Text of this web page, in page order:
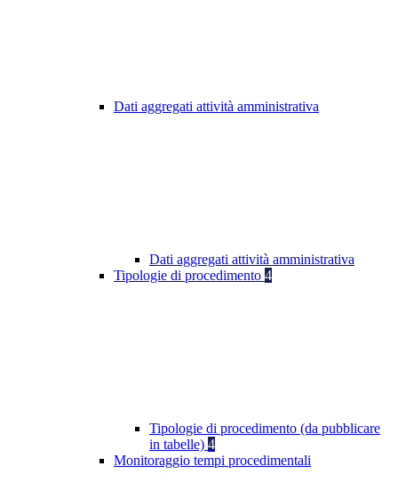
Dati aggregati attività amministrativa
Dati aggregati attività amministrativa
Tipologie di procedimento 4
Tipologie di procedimento (da pubblicare
in tabelle) 4
Monitoraggio tempi procedimentali